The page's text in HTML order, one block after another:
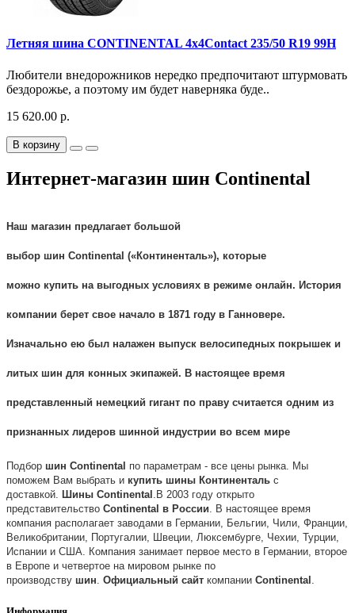
Летняя шина CONTINENTAL 4x4Contact 235/50 R19 99H
Любители внедорожников нередко предпочитают штурмовать
бездорожье, а поэтому им будет наверняка буде..
15 620.00 р.
В корзину
Интернет-магазин шин Continental
Наш магазин предлагает большой
выбор шин Continental («Континенталь»), которые
можно купить на выгодных условиях в режиме онлайн. История
компании берет свое начало в 1871 году в Ганновере.
Изначально ею был налажен выпуск велосипедных покрышек и
литых шин для конных экипажей. В настоящее время
представленный немецкий гигант по праву считается одним из
признанных лидеров шинной индустрии во всем мире
Подбор шин Continental по параметрам - все цены рынка. Мы
поможем Вам выбрать и купить шины Континенталь с
доставкой. Шины Continental . В 2003 году открыто
представительство Continental в России. В настоящее время
компания располагает заводами в Германии, Бельгии, Чили, Франции,
Великобритании, Португалии, Швеции, Люксембурге, Чехии, Турции,
Испании и США. Компания занимает первое место в Германии, второе
в Европе и четвертое на мировом рынке по
производству шин. Официальный сайт компании Continental .